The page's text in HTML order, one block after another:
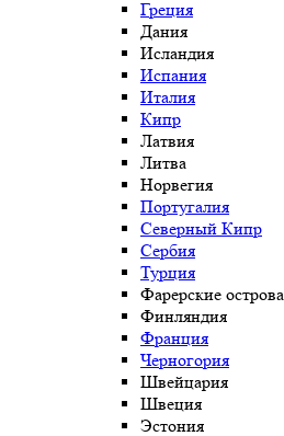
Греция
Дания
Исландия
Испания
Италия
Кипр
Латвия
Литва
Норвегия
Португалия
Северный Кипр
Сербия
Турция
Фарерские острова
Финляндия
Франция
Черногория
Швейцария
Швеция
Эстония